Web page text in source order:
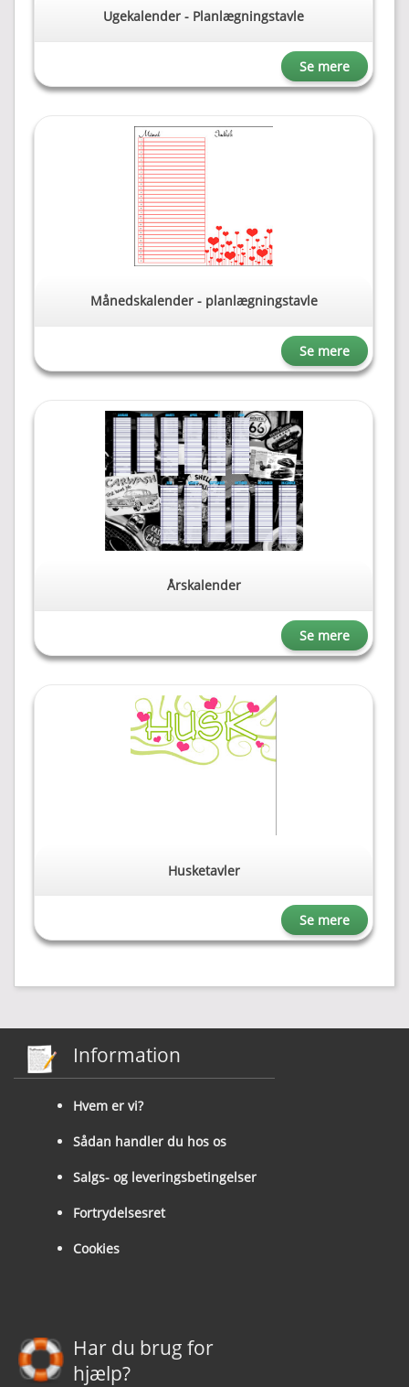
Ugekalender - Planlægningstavle
Se mere
Månedskalender - planlægningstavle
Se mere
Årskalender
Se mere
Husketavler
Se mere
Information
Hvem er vi?
Sådan handler du hos os
Salgs- og leveringsbetingelser
Fortrydelsesret
Cookies
Har du brug for
hjælp?